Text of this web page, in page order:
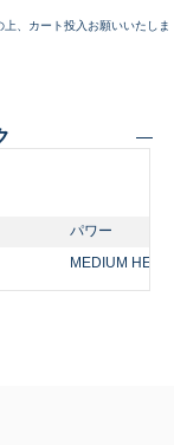
、カート投入お願いいたしま
パワー
MEDIUM